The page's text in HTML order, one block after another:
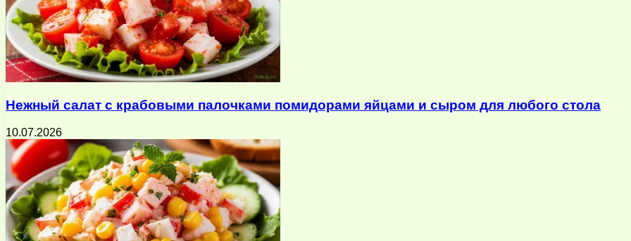
Нежный салат с крабовыми палочками помидорами яйцами и сыром для любого стола
10.07.2026